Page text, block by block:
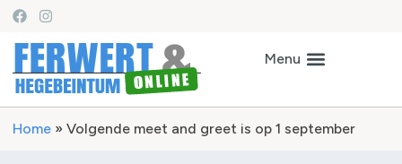
Home » Volgende meet and greet is op 1 september